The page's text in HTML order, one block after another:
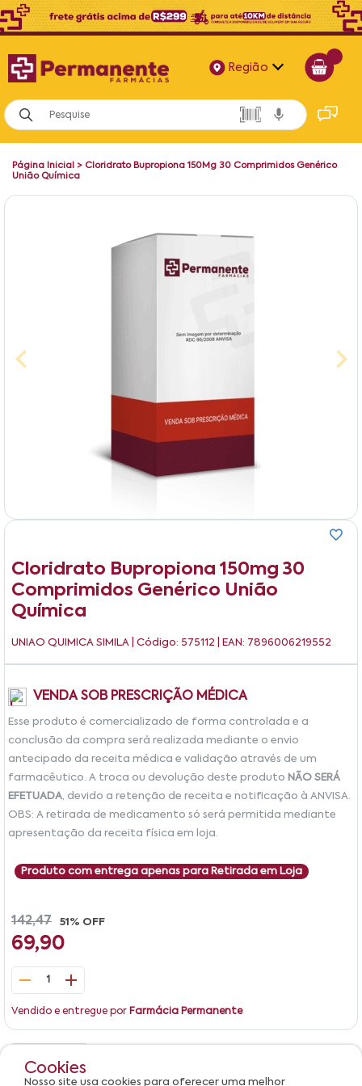
Região
Alagoas
Bahia
Página Inicial > Cloridrato Bupropiona 150Mg 30 Comprimidos Genérico
União Química
Cloridrato Bupropiona 150mg 30
Comprimidos Genérico União
Química
UNIAO QUIMICA SIMILA | Código: 575112 | EAN: 7896006219552
VENDA SOB PRESCRIÇÃO MÉDICA
Esse produto é comercializado de forma controlada e a
conclusão da compra será realizada mediante o envio
antecipado da receita médica e validação através de um
farmacêutico. A troca ou devolução deste produto NÃO SERÁ
EFETUADA, devido a retenção de receita e notificação à ANVISA.
OBS: A retirada de medicamento só será permitida mediante
apresentação da receita física em loja.
Produto com entrega apenas para Retirada em Loja
142,47 51% OFF
69,90
1
Vendido e entregue por Farmácia Permanente
Cookies
Nosso site usa cookies para oferecer uma melhor